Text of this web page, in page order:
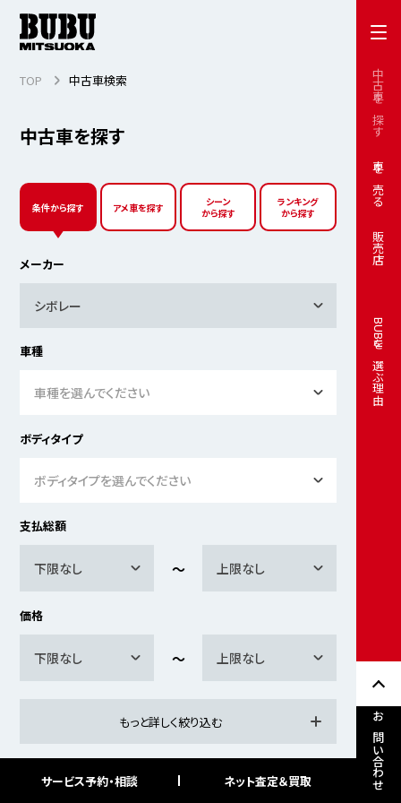
中古車を探す
車を売る
販売店
BUBUを選ぶ理由
お問い合わせ
中古車を探す
TOP 中古車検索
条件から探す アメ車を探す
シーン
から探す
ランキング
から探す
メーカー
シボレー
車種
車種を選んでください
ボディタイプ
ボディタイプを選んでください
支払総額
下限なし 上限なし
価格
下限なし 上限なし
もっと詳しく絞り込む
検索
サービス予約・相談 ネット査定＆買取